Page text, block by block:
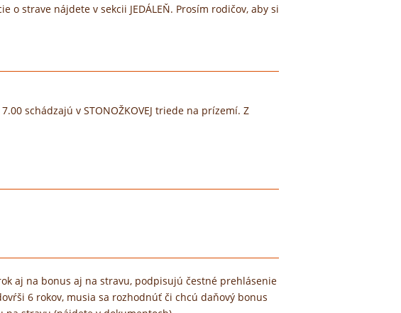
o strave nájdete v sekcii JEDÁLEŇ. Prosím rodičov, aby si
schádzajú v STONOŽKOVEJ triede na prízemí. Z
aj na bonus aj na stravu, podpisujú čestné prehlásenie
6 rokov, musia sa rozhodnúť či chcú daňový bonus